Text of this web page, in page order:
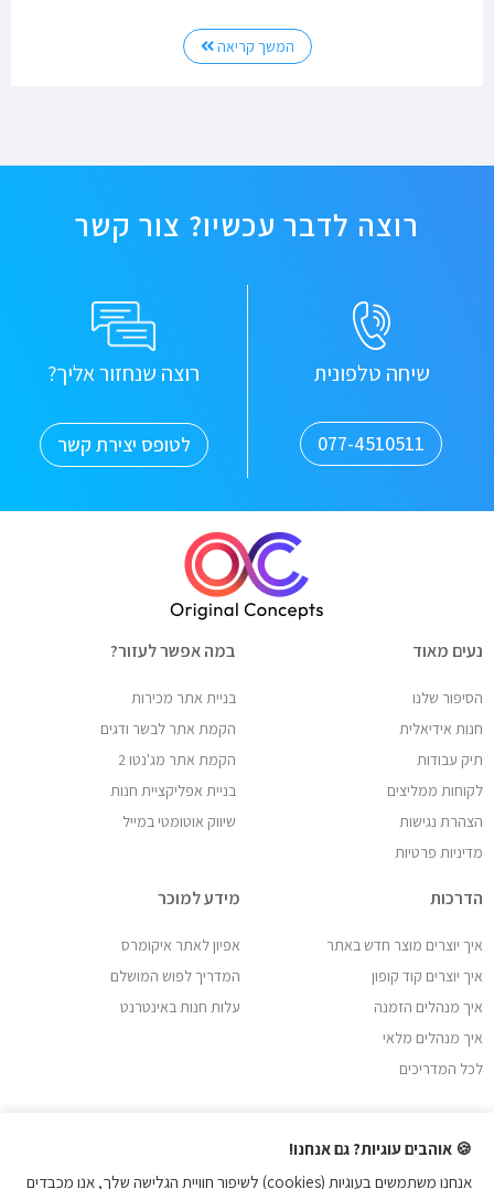
המשך קריאה
רוצה לדבר עכשיו? צור קשר
שיחה טלפונית
077-4510511
רוצה שנחזור אליך?
לטופס יצירת קשר
נעים מאוד
הסיפור שלנו
חנות אידיאלית
תיק עבודות
לקוחות ממליצים
הצהרת נגישות
מדיניות פרטיות
במה אפשר לעזור?
בניית אתר מכירות
הקמת אתר לבשר ודגים
הקמת אתר מג'נטו 2
בניית אפליקציית חנות
שיווק אוטומטי במייל
הדרכות
איך יוצרים מוצר חדש באתר
איך יוצרים קוד קופון
איך מנהלים הזמנה
איך מנהלים מלאי
לכל המדריכים
מידע למוכר
אפיון לאתר איקומרס
המדריך לפוש המושלם
עלות חנות באינטרנט
🍪 אוהבים עוגיות? גם אנחנו!
אנחנו משתמשים בעוגיות (cookies) לשיפור חוויית הגלישה שלך, אנו מכבדים